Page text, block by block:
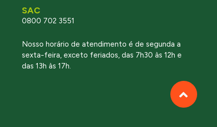
SAC
0800 702 3551
Nosso horário de atendimento é de segunda a
sexta-feira, exceto feriados, das 7h30 às 12h e
das 13h às 17h.